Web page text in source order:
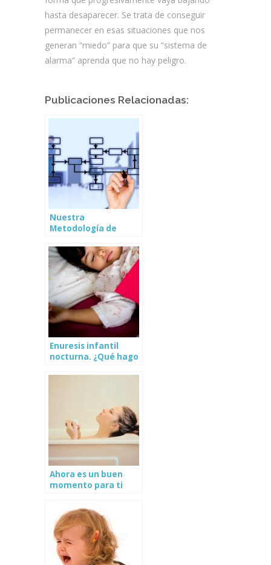
hasta desaparecer. Se trata de conseguir
permanecer en esas situaciones que nos
generan “miedo” para que su “sistema de
alarma” aprenda que no hay peligro.
Publicaciones Relacionadas:
Nuestra
Metodología de
Enuresis infantil
nocturna. ¿Qué hago
en la cama?
Ahora es un buen
momento para ti